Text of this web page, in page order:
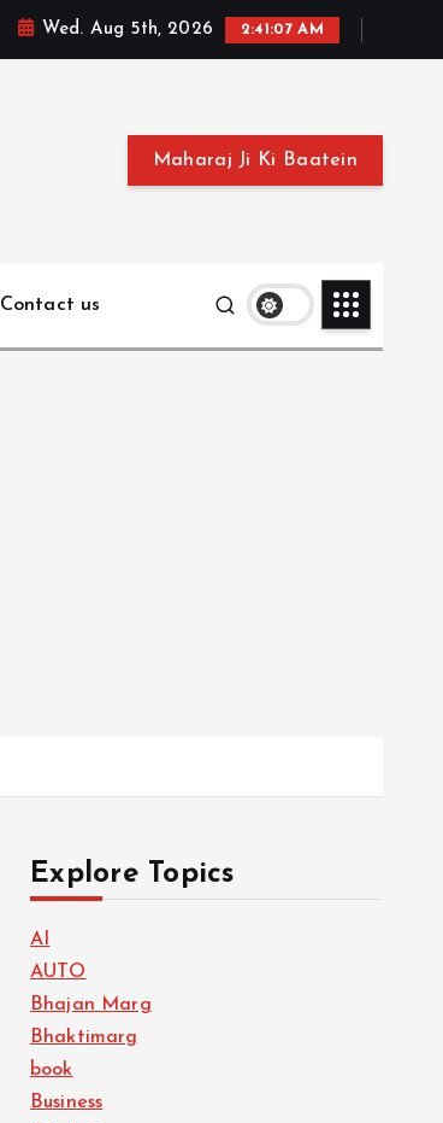
Wed. Aug 5th, 2026 2:41:08 AM
Maharaj Ji Ki Baatein
Contact us
Explore Topics
AI
AUTO
Bhajan Marg
Bhaktimarg
book
Business